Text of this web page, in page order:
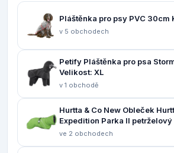
Pláštěnka pro psy PVC 30cm
v 5 obchodech
Petify Pláštěnka pro psa
Velikost: XL
v 1 obchodě
Hurtta & Co New Obleček
Expedition Parka II petrželový
ve 2 obchodech